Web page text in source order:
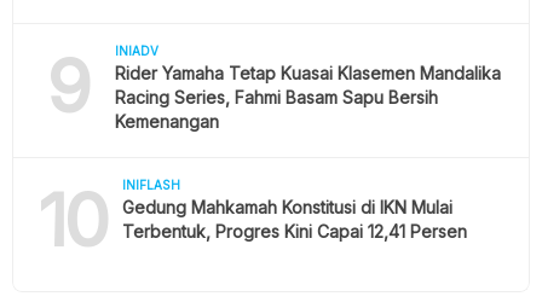
9 INIADV
Rider Yamaha Tetap Kuasai Klasemen Mandalika
Racing Series, Fahmi Basam Sapu Bersih
Kemenangan
10 INIFLASH
Gedung Mahkamah Konstitusi di IKN Mulai
Terbentuk, Progres Kini Capai 12,41 Persen